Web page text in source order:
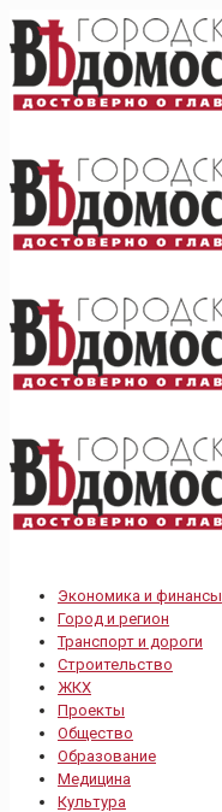
Экономика и финансы
Город и регион
Транспорт и дороги
Строительство
ЖКХ
Проекты
Общество
Образование
Медицина
Культура